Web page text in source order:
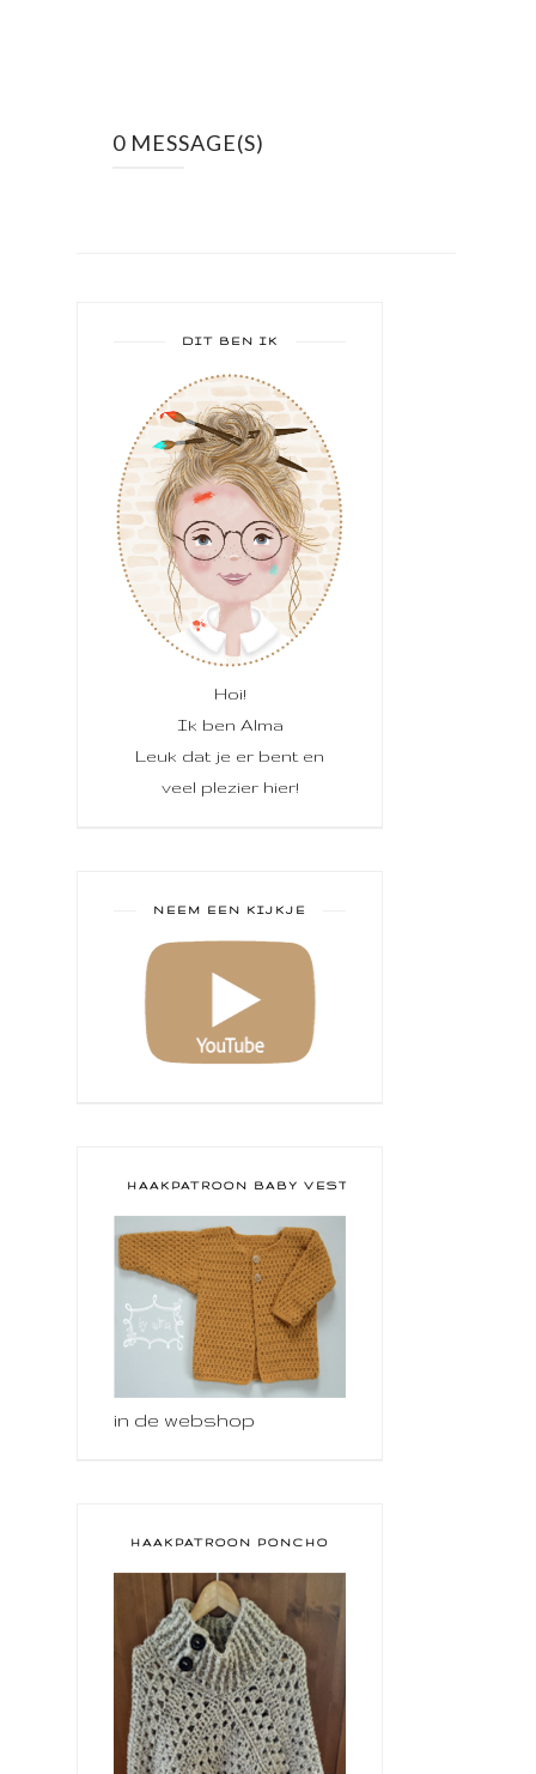
0 MESSAGE(S)
DIT BEN IK
Hoi!
Ik ben Alma
Leuk dat je er bent en
veel plezier hier!
NEEM EEN KIJKJE
HAAKPATROON BABY VESTJE
in de webshop
HAAKPATROON PONCHO